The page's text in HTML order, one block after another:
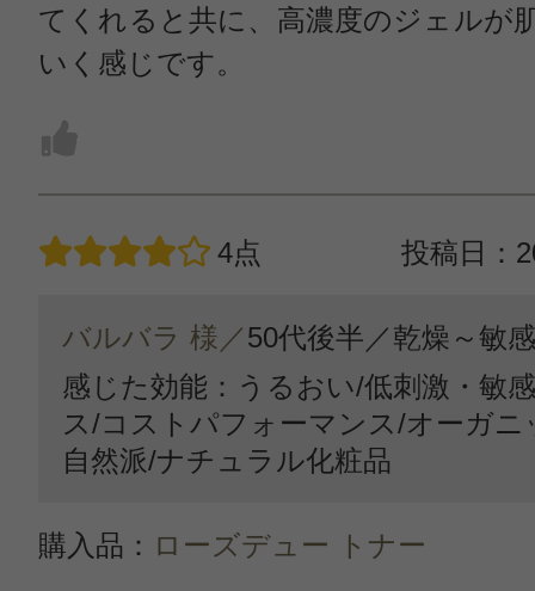
てくれると共に、高濃度のジェルが
いく感じです。
4点 投稿日：
バルバラ 様／50代後半／乾燥～敏
感じた効能：うるおい/低刺激・敏
ス/コストパフォーマンス/オーガ
自然派/ナチュラル化粧品
購入品： ローズデュー トナー